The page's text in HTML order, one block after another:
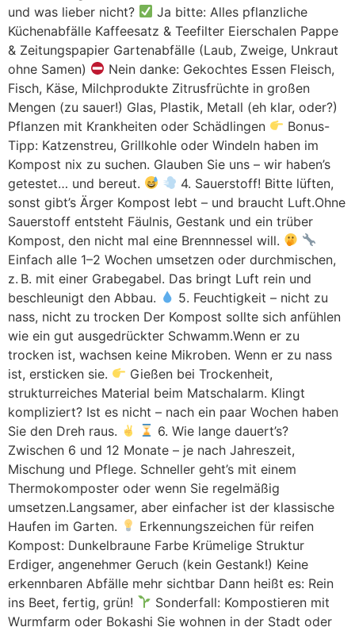
und was lieber nicht?
Ja bitte: Alles pflanzliche
Küchenabfälle Kaffeesatz & Teefilter Eierschalen Pappe
& Zeitungspapier Gartenabfälle (Laub, Zweige, Unkraut
ohne Samen)
Nein danke: Gekochtes Essen Fleisch,
Fisch, Käse, Milchprodukte Zitrusfrüchte in großen
Mengen (zu sauer!) Glas, Plastik, Metall (eh klar, oder?)
Pflanzen mit Krankheiten oder Schädlingen
Bonus-
Tipp: Katzenstreu, Grillkohle oder Windeln haben im
Kompost nix zu suchen. Glauben Sie uns – wir haben’s
getestet… und bereut.
4. Sauerstoff! Bitte lüften,
sonst gibt’s Ärger Kompost lebt – und braucht Luft.Ohne
Sauerstoff entsteht Fäulnis, Gestank und ein trüber
Kompost, den nicht mal eine Brennnessel will.
Einfach alle 1–2 Wochen umsetzen oder durchmischen,
z. B. mit einer Grabegabel. Das bringt Luft rein und
beschleunigt den Abbau.
5. Feuchtigkeit – nicht zu
nass, nicht zu trocken Der Kompost sollte sich anfühlen
wie ein gut ausgedrückter Schwamm.Wenn er zu
trocken ist, wachsen keine Mikroben. Wenn er zu nass
ist, ersticken sie.
Gießen bei Trockenheit,
strukturreiches Material beim Matschalarm. Klingt
kompliziert? Ist es nicht – nach ein paar Wochen haben
Sie den Dreh raus.
6. Wie lange dauert’s?
Zwischen 6 und 12 Monate – je nach Jahreszeit,
Mischung und Pflege. Schneller geht’s mit einem
Thermokomposter oder wenn Sie regelmäßig
umsetzen.Langsamer, aber einfacher ist der klassische
Haufen im Garten.
Erkennungszeichen für reifen
Kompost: Dunkelbraune Farbe Krümelige Struktur
Erdiger, angenehmer Geruch (kein Gestank!) Keine
erkennbaren Abfälle mehr sichtbar Dann heißt es: Rein
ins Beet, fertig, grün!
Sonderfall: Kompostieren mit
Wurmfarm oder Bokashi Sie wohnen in der Stadt oder